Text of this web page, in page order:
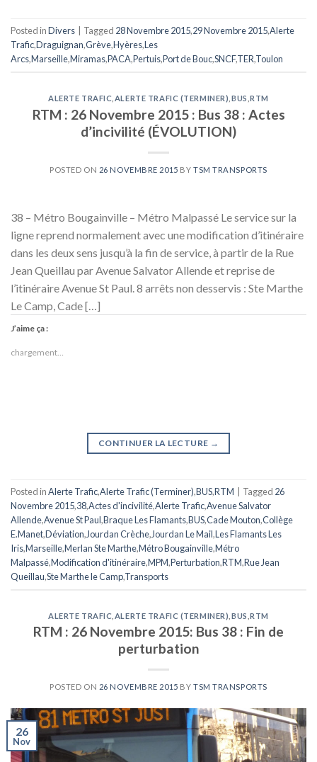
Posted inDivers Tagged 28 Novembre 2015,29 Novembre 2015,Alerte
Trafic,Draguignan,Grève,Hyères,Les
Arcs,Marseille,Miramas,PACA,Pertuis,Port de Bouc,SNCF,TER,Toulon
ALERTE TRAFIC ALERTE TRAFIC (TERMINER) BUS ,RTM
RTM : 26 Novembre 2015 : Bus 38 : Actes
d’incivilité (ÉVOLUTION)
POSTED ON 26 NOVEMBRE 2015 BY TSM TRANSPORTS
38 – Métro Bougainville – Métro Malpassé Le service sur la
ligne reprend normalement avec une modification d’itinéraire
dans les deux sens jusqu’à la fin de service, à partir de la Rue
Jean Queillau par Avenue Salvator Allende et reprise de
l’itinéraire Avenue St Paul. 8 arrêts non desservis : Ste Marthe
Le Camp, Cade […]
J’aime ça :
chargement…
CONTINUER LA LECTURE →
Posted inAlerte Trafic,Alerte Trafic (Terminer),BUS,RTM Tagged 26
Novembre 2015,38,Actes d'incivilité,Alerte Trafic,Avenue Salvator
Allende,Avenue St Paul,Braque Les Flamants,BUS,Cade Mouton,Collège
E.Manet,Déviation,Jourdan Crèche,Jourdan Le Mail,Les Flamants Les
Iris,Marseille,Merlan Ste Marthe,Métro Bougainville,Métro
Malpassé,Modification d'itinéraire,MPM,Perturbation,RTM,Rue Jean
Queillau,Ste Marthe le Camp,Transports
ALERTE TRAFIC ALERTE TRAFIC (TERMINER) BUS ,RTM
RTM : 26 Novembre 2015: Bus 38 : Fin de
perturbation
POSTED ON 26 NOVEMBRE 2015 BY TSM TRANSPORTS
26
Nov